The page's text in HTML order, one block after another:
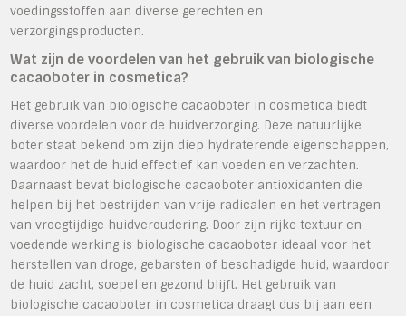
voedingsstoffen aan diverse gerechten en
verzorgingsproducten.
Wat zijn de voordelen van het gebruik van biologische
cacaoboter in cosmetica?
Het gebruik van biologische cacaoboter in cosmetica biedt
diverse voordelen voor de huidverzorging. Deze natuurlijke
boter staat bekend om zijn diep hydraterende eigenschappen,
waardoor het de huid effectief kan voeden en verzachten.
Daarnaast bevat biologische cacaoboter antioxidanten die
helpen bij het bestrijden van vrije radicalen en het vertragen
van vroegtijdige huidveroudering. Door zijn rijke textuur en
voedende werking is biologische cacaoboter ideaal voor het
herstellen van droge, gebarsten of beschadigde huid, waardoor
de huid zacht, soepel en gezond blijft. Het gebruik van
biologische cacaoboter in cosmetica draagt dus bij aan een